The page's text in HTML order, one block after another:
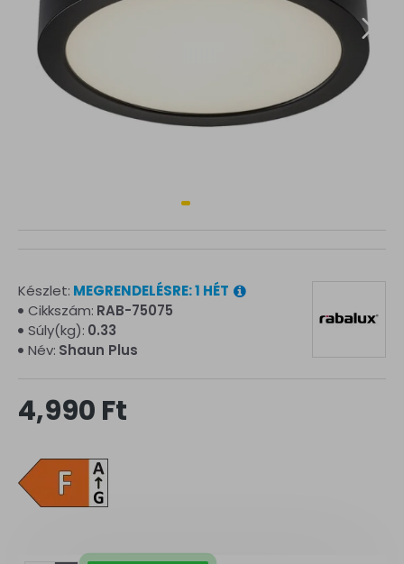
4,990 Ft
Készlet: MEGRENDELÉSRE: 1 HÉT
Cikkszám: RAB-75075
Súly(kg): 0.33
Név: Shaun Plus